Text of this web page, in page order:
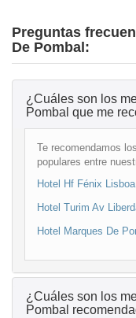
Preguntas
De Pombal:
¿Cuáles son los
Pombal que me
Te recomendamos
populares entre
Hotel Hf Fénix Lisboa
Hotel Turim Av
Hotel Marques De
¿Cuáles son los
Pombal